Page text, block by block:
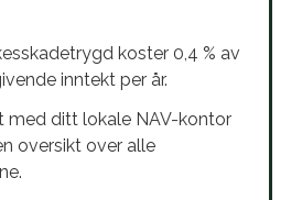
koster 0,4 % av
inntekt per år.
med ditt lokale NAV-kontor
oversikt over alle